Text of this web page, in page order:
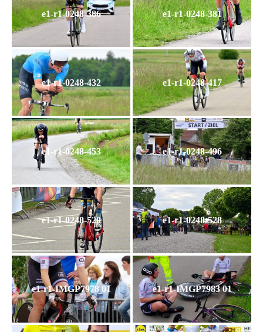
e1-r1-0248-386 e1-r1-0248-381
e1-r1-0248-432 e1-r1-0248-417
e1-r1-0248-453 e1-r1-0248-496
e1-r1-0248-520 e1-r1-0248-528
e1-r1-IMGP7978 01 e1-r1-IMGP7983 01